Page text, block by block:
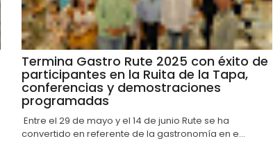
Termina Gastro Rute 2025 con éxito de
participantes en la Ruita de la Tapa,
conferencias y demostraciones
programadas
Entre el 29 de mayo y el 14 de junio Rute se ha
convertido en referente de la gastronomía en e...